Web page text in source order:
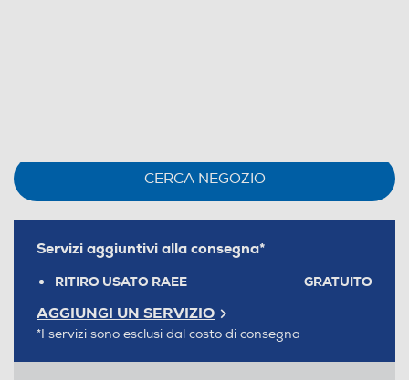
CERCA NEGOZIO
Servizi aggiuntivi alla consegna*
RITIRO USATO RAEE GRATUITO
AGGIUNGI UN SERVIZIO
*I servizi sono esclusi dal costo di consegna